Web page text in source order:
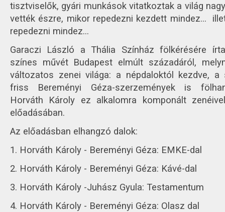
tisztviselők, gyári munkások vitatkoztak a világ
vették észre, mikor repedezni kezdett mindez…
repedezni mindez…
Garaczi László a Thália Színház fölkérésére
színes művét Budapest elmúlt századáról,
változatos zenei világa: a népdaloktól kezdve, a
friss Bereményi Géza-szerzemények is
Horváth Károly ez alkalomra komponált
előadásában.
Az előadásban elhangzó dalok:
1. Horváth Károly - Bereményi Géza: EMKE-dal
2. Horváth Károly - Bereményi Géza: Kávé-dal
3. Horváth Károly -Juhász Gyula: Testamentum
4. Horváth Károly - Bereményi Géza: Olasz dal